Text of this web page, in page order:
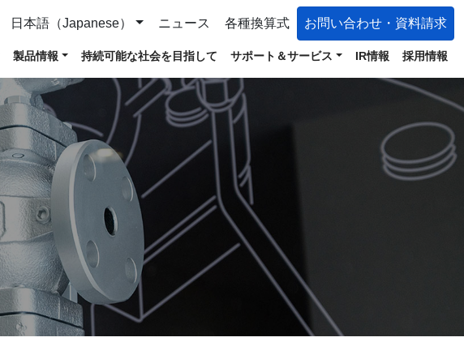
日本語（Japanese） ニュース 各種換算式 お問い合わせ・資料請求
製品情報 持続可能な社会を目指して サポート＆サービス IR情報 採用情報